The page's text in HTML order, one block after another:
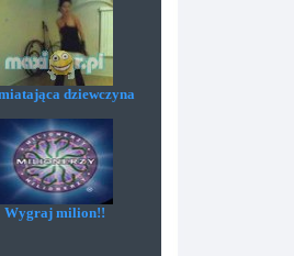
dziewczyna
Wygraj milion!!